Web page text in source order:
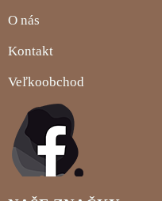
O nás
Kontakt
Veľkoobchod